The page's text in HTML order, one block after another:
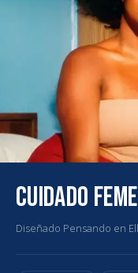
Cuidado
Diseñado Pensando en